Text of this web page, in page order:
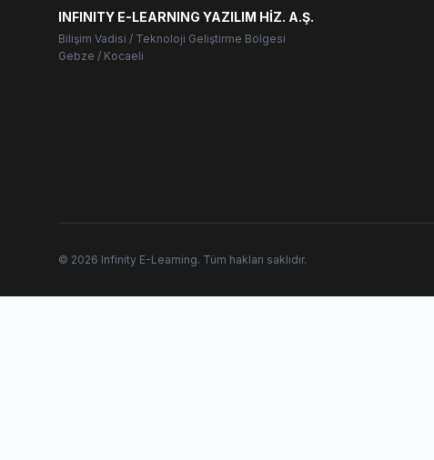
INFINITY E-LEARNING YAZILIM HİZ. A.Ş.
Bilişim Vadisi / Teknoloji Geliştirme Bölgesi
Gebze / Kocaeli
© 2026 Infinity E-Learning. Tüm hakları saklıdır.